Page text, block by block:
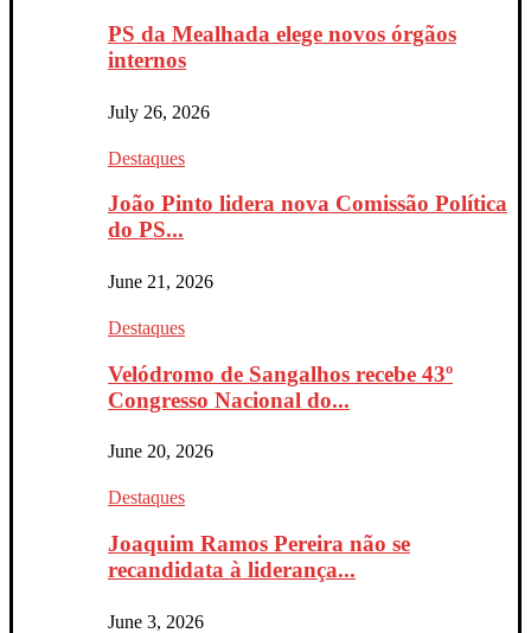
PS da Mealhada elege novos órgãos
internos
July 26, 2026
Destaques
João Pinto lidera nova Comissão Política
do PS...
June 21, 2026
Destaques
Velódromo de Sangalhos recebe 43º
Congresso Nacional do...
June 20, 2026
Destaques
Joaquim Ramos Pereira não se
recandidata à liderança...
June 3, 2026